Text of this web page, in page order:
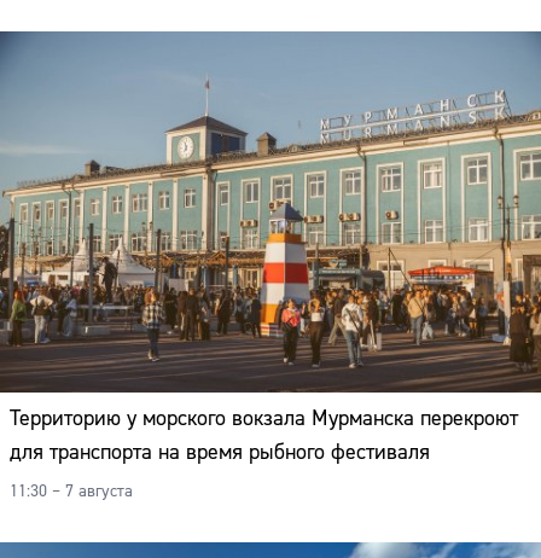
Территорию у морского вокзала Мурманска перекроют
для транспорта на время рыбного фестиваля
11:30 – 7 августа